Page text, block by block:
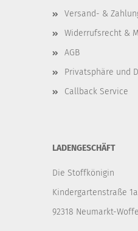
Versand- &
Widerrufsrecht &
AGB
Privatsphäre und
Callback Service
LADENGESCHÄFT
Die Stoffkönigin
Kindergartenstraße 1a
92318 Neumarkt-